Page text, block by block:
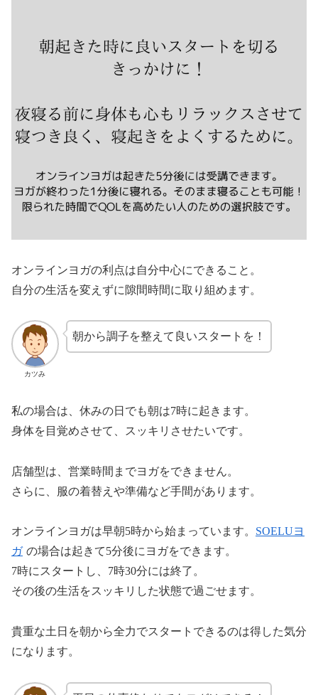
オンラインヨガの利点は自分中心にできること。
自分の生活を変えずに隙間時間に取り組めます。
カツみ
朝から調子を整えて良いスタートを！
私の場合は、休みの日でも朝は7時に起きます。
身体を目覚めさせて、スッキリさせたいです。
店舗型は、営業時間までヨガをできません。
さらに、服の着替えや準備など手間があります。
オンラインヨガは早朝5時から始まっています。 SOELUヨ
ガ の場合は起きて5分後にヨガをできます。
7時にスタートし、7時30分には終了。
その後の生活をスッキリした状態で過ごせます。
貴重な土日を朝から全力でスタートできるのは得した気分
になります。